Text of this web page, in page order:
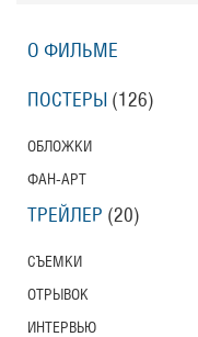
О ФИЛЬМЕ
ПОСТЕРЫ (126)
ОБЛОЖКИ
ФАН-АРТ
ТРЕЙЛЕР (20)
СЪЕМКИ
ОТРЫВОК
ИНТЕРВЬЮ